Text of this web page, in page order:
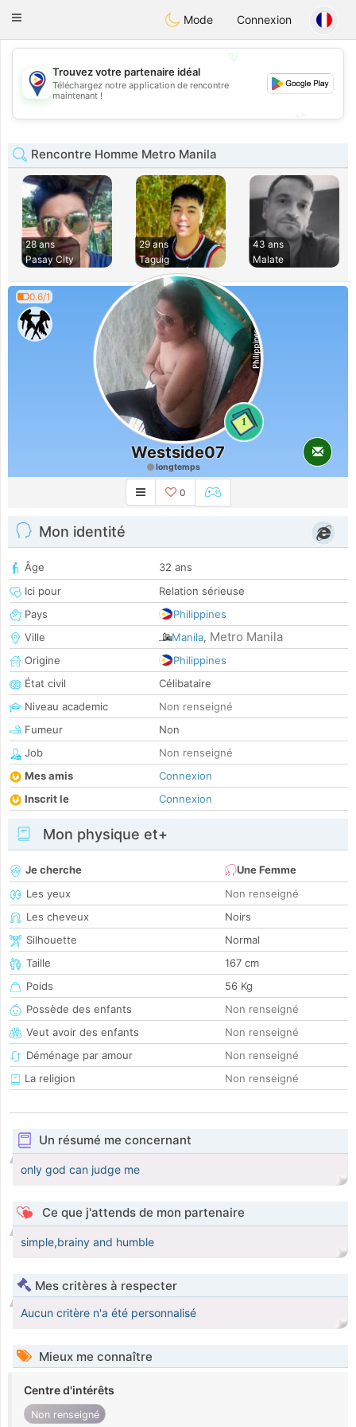
PhilippinesChat
Toggle
Mode Connexion
💖
💕
Trouvez votre partenaire idéal
Téléchargez notre application de rencontre
maintenant !
Rencontre Homme Metro Manila
28 ans
Pasay City
29 ans
Taguig
43 ans
Malate
0.6/1
1
Westside07
longtemps
0
Mon identité
Âge
32 ans
Ici pour
Relation sérieuse
Pays
Philippines
Ville
Manila, Metro Manila
Origine
Philippines
État civil
Célibataire
Niveau academic
Non renseigné
Fumeur
Non
Job
Non renseigné
Mes amis
Connexion
Inscrit le
Connexion
Mon physique et+
Je cherche
Une Femme
Les yeux
Non renseigné
Les cheveux
Noirs
Silhouette
Normal
Taille
167 cm
Poids
56 Kg
Possède des enfants
Non renseigné
Veut avoir des enfants
Non renseigné
Déménage par amour
Non renseigné
La religion
Non renseigné
Un résumé me concernant
only god can judge me
Ce que j'attends de mon partenaire
simple,brainy and humble
Mes critères à respecter
Aucun critère n'a été personnalisé
Mieux me connaître
Centre d'intérêts
Non renseigné